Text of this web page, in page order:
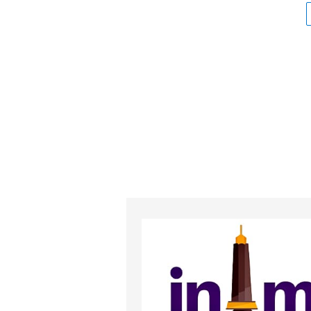
Hindari Kemacetan MFC
2024, Simak Rute
Alternatifnya!
dan